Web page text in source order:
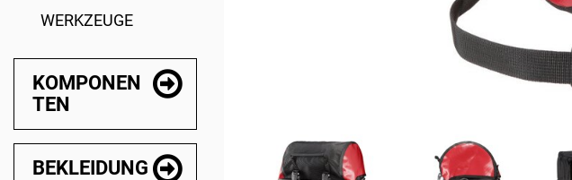
WERKZEUGE
KOMPONEN
TEN
BEKLEIDUNG